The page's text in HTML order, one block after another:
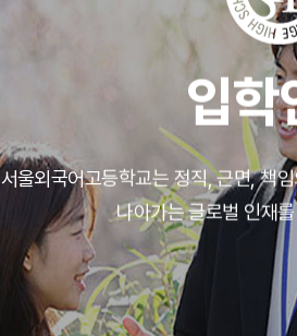
입학
서울외국어고등학교는 정직, 근면, 책
나아가는 글로벌 인재